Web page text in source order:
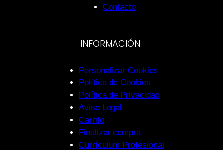
Contacto
INFORMACIÓN
Personalizar Cookies
Política de Cookies
Política de Privacidad
Aviso Legal
Carrito
Finalizar compra
Currículum Profesional